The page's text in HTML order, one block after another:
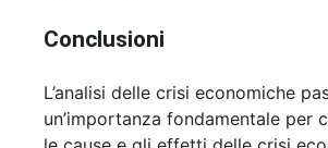
Conclusioni
L’analisi delle crisi economiche
un’importanza fondamentale per